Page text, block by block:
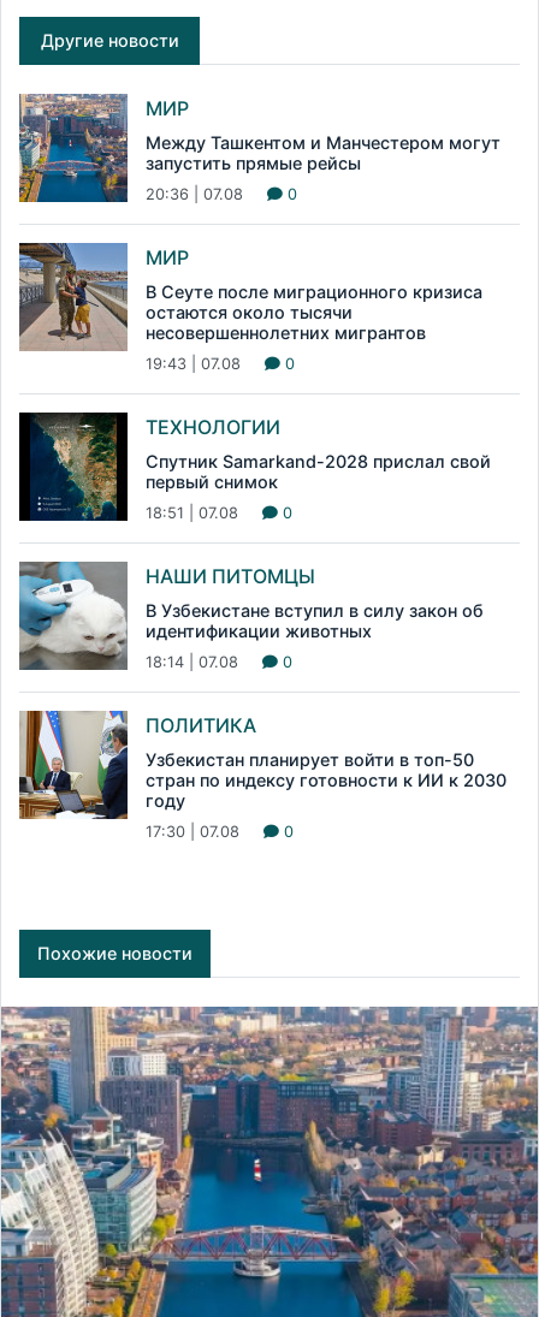
Другие новости
МИР
Между Ташкентом и Манчестером могут
запустить прямые рейсы
20:36 | 07.08 0
МИР
В Сеуте после миграционного кризиса
остаются около тысячи
несовершеннолетних мигрантов
19:43 | 07.08 0
ТЕХНОЛОГИИ
Спутник Samarkand-2028 прислал свой
первый снимок
18:51 | 07.08 0
НАШИ ПИТОМЦЫ
В Узбекистане вступил в силу закон об
идентификации животных
18:14 | 07.08 0
ПОЛИТИКА
Узбекистан планирует войти в топ-50
стран по индексу готовности к ИИ к 2030
году
17:30 | 07.08 0
Похожие новости